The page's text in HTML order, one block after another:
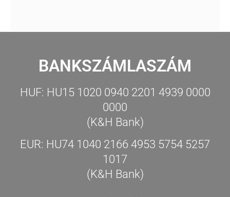
BANKSZÁMLASZÁM
HUF: HU15 1020 0940 2201 4939 0000
0000
(K&H Bank)
EUR: HU74 1040 2166 4953 5754 5257
1017
(K&H Bank)